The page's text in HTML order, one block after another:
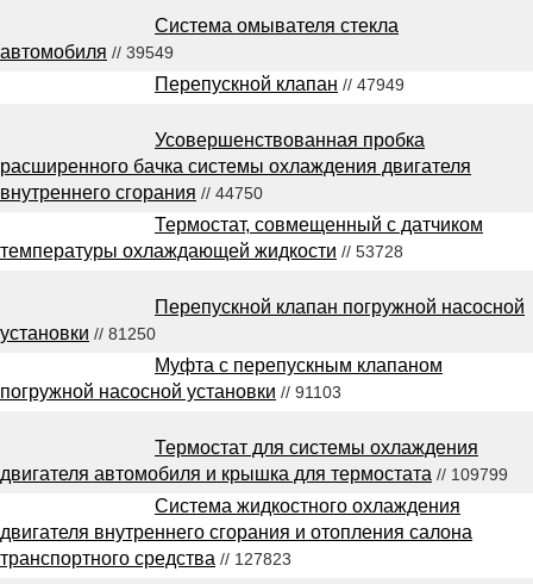
Система омывателя стекла
автомобиля // 39549
Перепускной клапан // 47949
Усовершенствованная пробка
расширенного бачка системы охлаждения двигателя
внутреннего сгорания // 44750
Термостат, совмещенный с датчиком
температуры охлаждающей жидкости // 53728
Перепускной клапан погружной насосной
установки // 81250
Муфта с перепускным клапаном
погружной насосной установки // 91103
Термостат для системы охлаждения
двигателя автомобиля и крышка для термостата // 109799
Система жидкостного охлаждения
двигателя внутреннего сгорания и отопления салона
транспортного средства // 127823